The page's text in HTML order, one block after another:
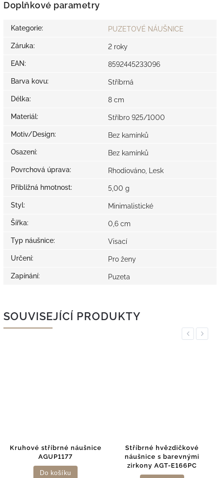
Doplňkové parametry
Kategorie: PUZETOVÉ NÁUŠNICE
Záruka: 2 roky
EAN: 8592445233096
Barva kovu: Stříbrná
Délka: 8 cm
Materiál: Stříbro 925/1000
Motiv/Design: Bez kamínků
Osazení: Bez kamínků
Povrchová úprava: Rhodiováno, Lesk
Přibližná hmotnost: 5,00 g
Styl: Minimalistické
Šířka: 0,6 cm
Typ náušnice: Visací
Určení: Pro ženy
Zapínání: Puzeta
SOUVISEJÍCÍ PRODUKTY
Previous
Kruhové stříbrné náušnice
AGUP1177
Do košíku
Stříbrné hvězdičkové
náušnice s barevnými
zirkony AGT-E166PC
Next